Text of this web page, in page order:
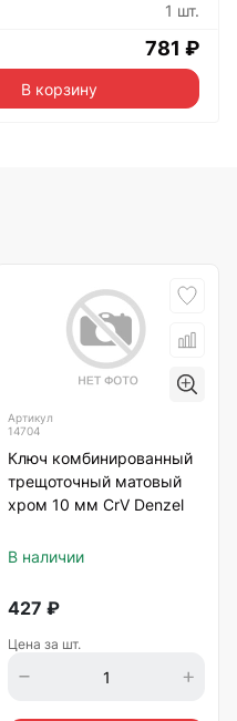
1 шт.
781 ₽
В корзину
Артикул
14704
Ключ комбинированный
трещоточный матовый
хром 10 мм CrV Denzel
В наличии
427 ₽
Цена за шт.